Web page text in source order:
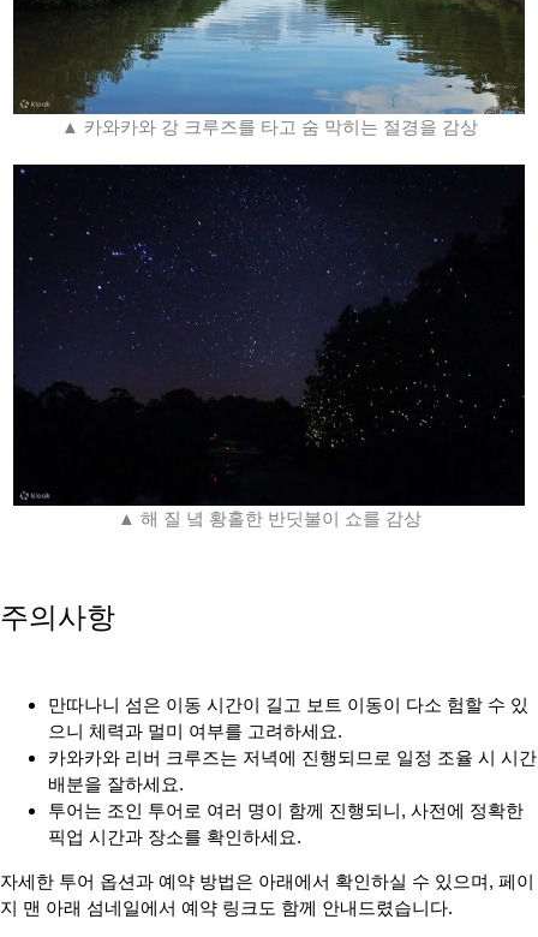
▲ 카와카와 강 크루즈를 타고 숨 막히는 절경을 감상
▲ 해 질 녘 황홀한 반딧불이 쇼를 감상
주의사항
만따나니 섬은 이동 시간이 길고 보트 이동이 다소 험할 수 있
으니 체력과 멀미 여부를 고려하세요.
카와카와 리버 크루즈는 저녁에 진행되므로 일정 조율 시 시간
배분을 잘하세요.
투어는 조인 투어로 여러 명이 함께 진행되니, 사전에 정확한
픽업 시간과 장소를 확인하세요.
자세한 투어 옵션과 예약 방법은 아래에서 확인하실 수 있으며, 페이
지 맨 아래 섬네일에서 예약 링크도 함께 안내드렸습니다.